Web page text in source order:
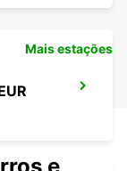
Mais estações